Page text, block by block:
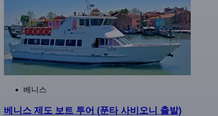
베니스
베니스 제도 보트 투어 (푼타 사비오니 출발)